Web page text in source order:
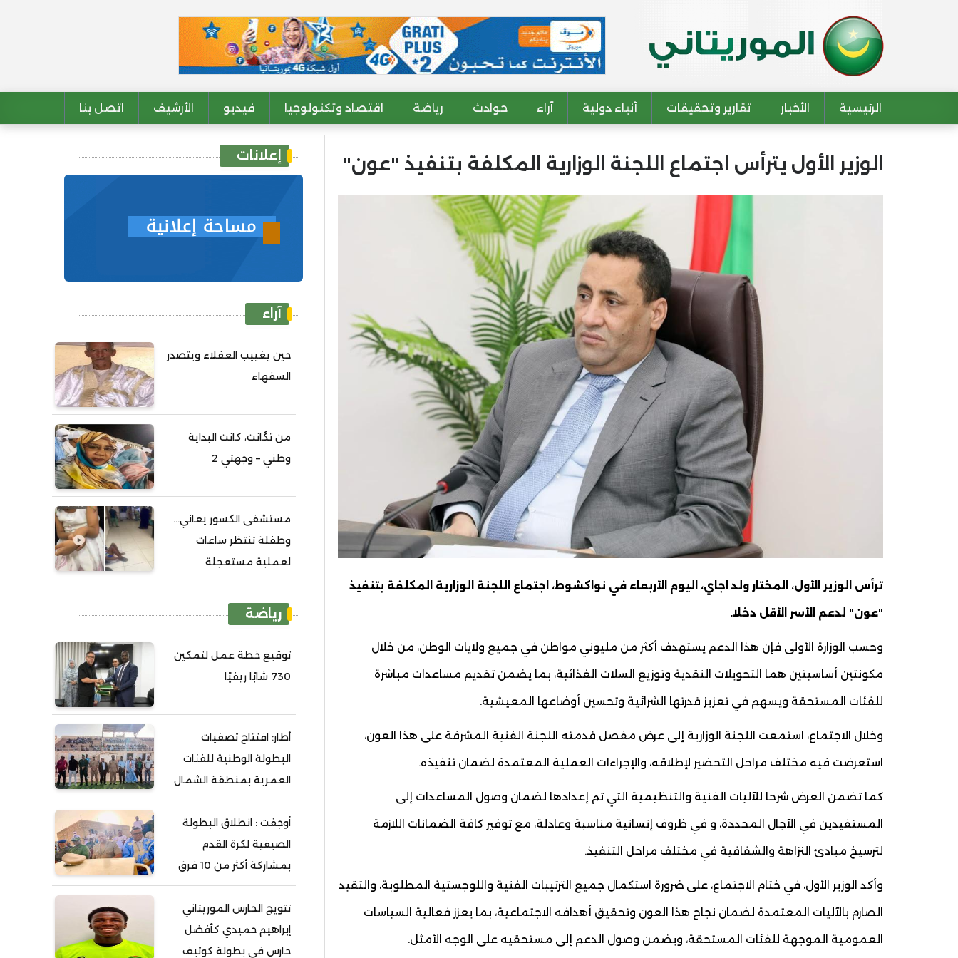
Main navigation
الرئيسية الأخبار تقارير وتحقيقات أنباء دولية آراء حوادث رياضة اقتصاد وتكنولوجيا فيديو الأرشيف اتصل بنا
الوزير الأول يترأس اجتماع اللجنة الوزارية المكلفة بتنفيذ "عون"
ترأس الوزير الأول، المختار ولد اجاي، اليوم الأربعاء في نواكشوط، اجتماع اللجنة الوزارية المكلفة بتنفيذ
"عون" لدعم الأسر الأقل دخلا.
وحسب الوزارة الأولى فإن هذا الدعم يستهدف أكثر من مليوني مواطن في جميع ولايات الوطن، من خلال
مكونتين أساسيتين هما التحويلات النقدية وتوزيع السلات الغذائية، بما يضمن تقديم مساعدات مباشرة
للفئات المستحقة ويسهم في تعزيز قدرتها الشرائية وتحسين أوضاعها المعيشية.
وخلال الاجتماع، استمعت اللجنة الوزارية إلى عرض مفصل قدمته اللجنة الفنية المشرفة على هذا العون،
استعرضت فيه مختلف مراحل التحضير لإطلاقه، والإجراءات العملية المعتمدة لضمان تنفيذه.
كما تضمن العرض شرحا للآليات الفنية والتنظيمية التي تم إعدادها لضمان وصول المساعدات إلى
المستفيدين في الآجال المحددة، و في ظروف إنسانية مناسبة وعادلة، مع توفير كافة الضمانات اللازمة
لترسيخ مبادئ النزاهة والشفافية في مختلف مراحل التنفيذ.
وأكد الوزير الأول، في ختام الاجتماع، على ضرورة استكمال جميع الترتيبات الفنية واللوجستية المطلوبة، والتقيد
الصارم بالآليات المعتمدة لضمان نجاح هذا العون وتحقيق أهدافه الاجتماعية، بما يعزز فعالية السياسات
العمومية الموجهة للفئات المستحقة، ويضمن وصول الدعم إلى مستحقيه على الوجه الأمثل.
إعلانات
آراء
حين يغييب العقلاء ويتصدر
السفهاء
من تگانت، كانت البداية
وطني – وجهتي 2
مستشفى الكسور يعاني...
وطفلة تنتظر ساعات
لعملية مستعجلة
رياضة
توقيع خطة عمل لتمكين
730 شابًا ريفيًا
أطار: افتتاح تصفيات
البطولة الوطنية للفئات
العمرية بمنطقة الشمال
أوجفت : انطلاق البطولة
الصيفية لكرة القدم
بمشاركة أكثر من 10 فرق
تتويج الحارس الموريتاني
إبراهيم حميدي كأفضل
حارس في بطولة كوتيف